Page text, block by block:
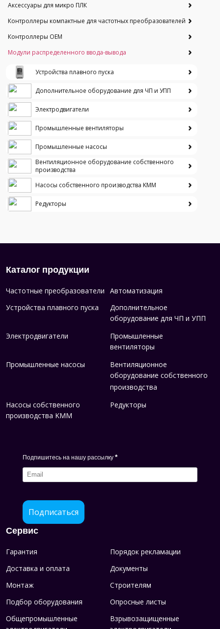
Аксессуары для микро ПЛК
Контроллеры компактные для частотных преобразователей
Контроллеры ОЕМ
Модули распределенного ввода-вывода
Устройства плавного пуска
Дополнительное оборудование для ЧП и УПП
Электродвигатели
Промышленные вентиляторы
Промышленные насосы
Вентиляционное оборудование собственного
производства
Насосы собственного производства KMM
Редукторы
Каталог продукции
Частотные преобразователи
Автоматизация
Устройства плавного пуска
Дополнительное
оборудование для ЧП и УПП
Электродвигатели Промышленные
вентиляторы
Промышленные насосы Вентиляционное
оборудование собственного
производства
Насосы собственного
производства KMM
Редукторы
Подпишитесь на нашу рассылку *
Подписаться
Сервис
Гарантия
Порядок рекламации
Доставка и оплата
Документы
Монтаж
Строителям
Подбор оборудования
Опросные листы
Общепромышленные
Взрывозащищенные